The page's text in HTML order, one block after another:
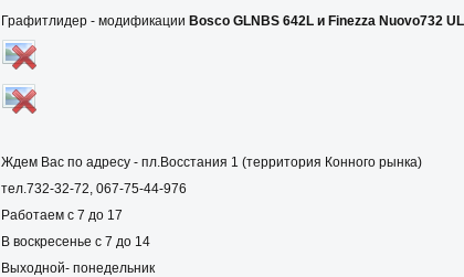
Графитлидер - модификации Bosco GLNBS 642L и Finezza Nuovo732
Ждем Вас по адресу - пл.Восстания 1 (территория Конного рынка)
тел.732-32-72, 067-75-44-976
Работаем с 7 до 17
В воскресенье с 7 до 14
Выходной- понедельник